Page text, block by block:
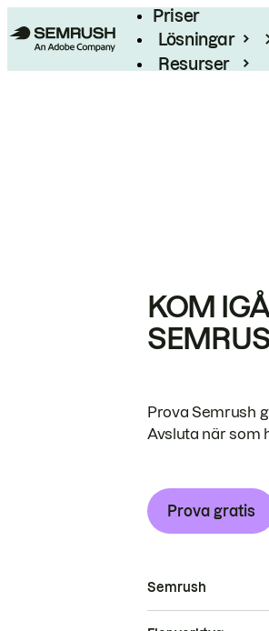
Priser
Lösningar
Resurser
KOM
Prova Semrush
Avsluta när som
Prova gratis
Semrush